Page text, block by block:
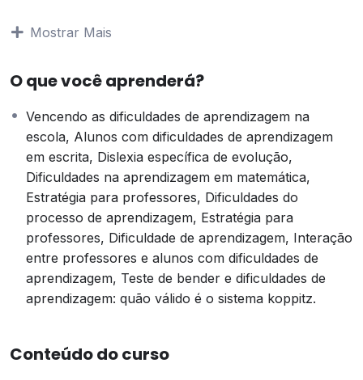
pelos educadores, nas tarefas desenvolvidas na sala de
aos sinais, de forma a auxiliar as crianças durante essa
Objetivos do Curso
Identificar sinais de dificuldade no processo de
aprendizagem, de forma a auxiliar as crianças durante
essa fase; e priorizar a capacitação dos educadores
para superar esses obstáculos.
OBSERVAÇÃO: PARA QUE O(A) ALUNO(A) REALIZE A
AVALIAÇÃO É NECESSÁRIO QUE SEJAM REALIZADAS
ETAPA SEGUINTE SÓ SERÁ DISPONIBILIZADA COM A
Mostrar Mais
O que você aprenderá?
Vencendo as dificuldades de aprendizagem na
escola, Alunos com dificuldades de aprendizagem
em escrita, Dislexia específica de evolução,
Dificuldades na aprendizagem em matemática,
Estratégia para professores, Dificuldades do
processo de aprendizagem, Estratégia para
professores, Dificuldade de aprendizagem, Interação
entre professores e alunos com dificuldades de
aprendizagem, Teste de bender e dificuldades de
aprendizagem: quão válido é o sistema koppitz.
Conteúdo do curso